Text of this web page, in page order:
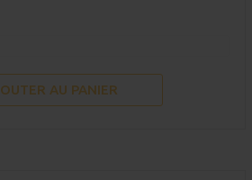
AU PANIER